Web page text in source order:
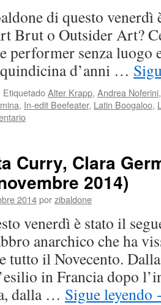
di questo venerdì
Brut o Outsider Art?
performer senza luogo
d’anni …
EtiquetadoAlter Krapp, Andrea Noferini
, In-edit Beefeater, Latin Boogaloo,
Curry, Clara
2014)
2014porzibaldone
venerdì è stato il
anarchico che ha
tutto il Novecento.
in Francia dopo
dalla … Sigue leyendo